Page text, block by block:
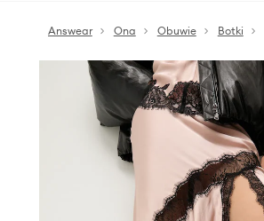
Answear Ona Obuwie Botki